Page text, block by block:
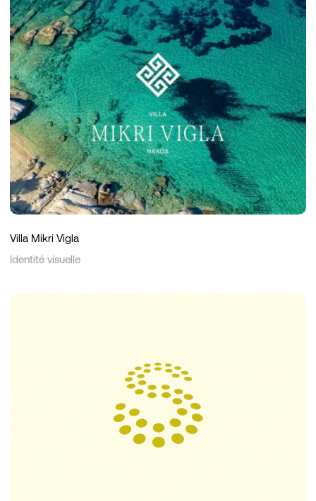
Mikri
Vigla
Villa Mikri Vigla
Identité visuelle
SAPX